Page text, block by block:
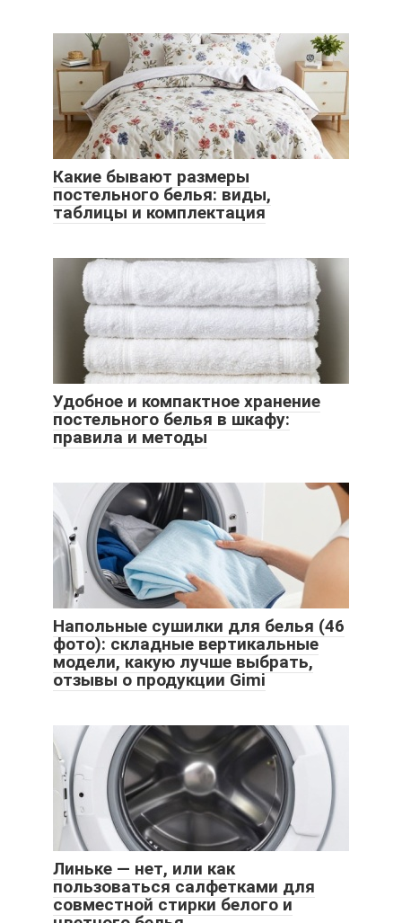
Какие бывают размеры
постельного белья: виды,
таблицы и комплектация
Удобное и компактное хранение
постельного белья в шкафу:
правила и методы
Напольные сушилки для белья (46
фото): складные вертикальные
модели, какую лучше выбрать,
отзывы о продукции Gimi
Линьке — нет, или как
пользоваться салфетками для
совместной стирки белого и